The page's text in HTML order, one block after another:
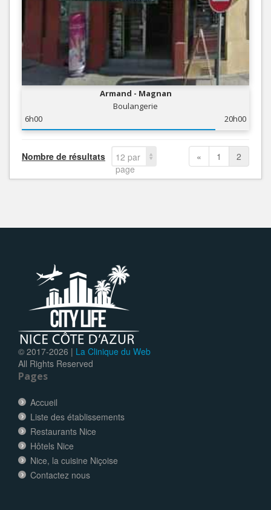
Armand - Magnan
Boulangerie
6h00
20h00
Nombre de résultats
12 par
page
« 1 2
© 2017-2026 | La Clinique du Web
All Rights Reserved
Pages
Accueil
Liste des établissements
Restaurants Nice
Hôtels Nice
Nice, la cuisine Niçoise
Contactez nous